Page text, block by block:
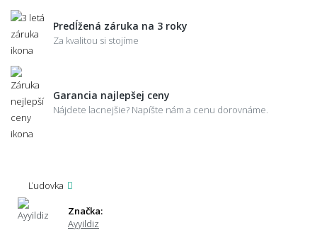
Predĺžená záruka na 3 roky
Za kvalitou si stojíme
Garancia najlepšej ceny
Nájdete lacnejšie? Napíšte nám a cenu dorovnáme.
Ľudovka
Značka:
Ayyildiz